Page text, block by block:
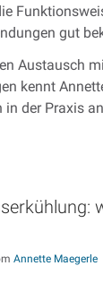
gut
Austausch
kennt
der Praxis
Annette Maegerle